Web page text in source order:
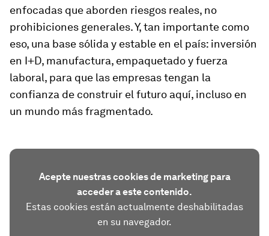
enfocadas que aborden riesgos reales, no
prohibiciones generales. Y, tan importante como
eso, una base sólida y estable en el país: inversión
en I+D, manufactura, empaquetado y fuerza
laboral, para que las empresas tengan la
confianza de construir el futuro aquí, incluso en
un mundo más fragmentado.
Acepte nuestras cookies de marketing para
acceder a este contenido.
Estas cookies están actualmente deshabilitadas
en su navegador.